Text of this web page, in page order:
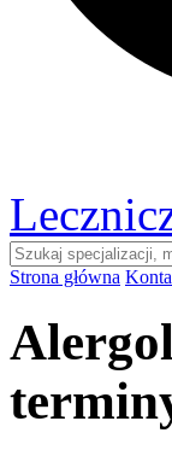
Strona główna